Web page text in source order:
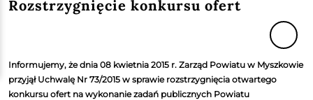
Rozstrzygnięcie konkursu ofert
Informujemy, że dnia 08 kwietnia 2015 r. Zarząd Powiatu w Myszkowie
przyjął Uchwalę Nr 73/2015 w sprawie rozstrzygnięcia otwartego
konkursu ofert na wykonanie zadań publicznych Powiatu